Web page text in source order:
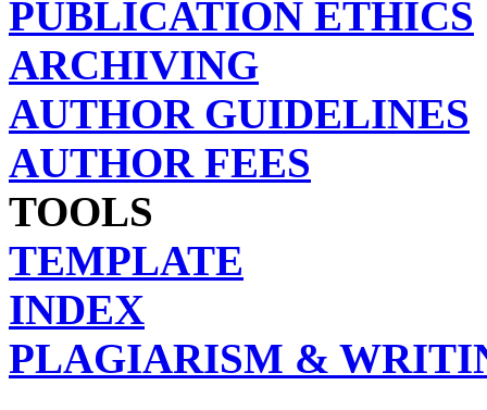
PUBLICATION ETHICS
ARCHIVING
AUTHOR GUIDELINES
AUTHOR FEES
TOOLS
TEMPLATE
INDEX
PLAGIARISM &